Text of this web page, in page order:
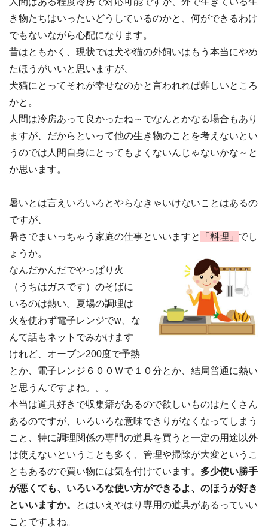
き物たちはいったいどうしているのかと、何ができるわけ
でもないながら心配になります。
昔はともかく、現状では犬や猫の外飼いはもう本当にやめ
たほうがいいと思いますが、
犬猫にとってそれが幸せなのかと言われれば難しいところ
かと。
人間は冷房あって良かったね～でなんとかなる場合もあり
ますが、だからといって他の生き物のことを考えないとい
うのでは人間自身にとってもよくないんじゃないかな～と
か思います。
暑いとは言えいろいろとやらなきゃいけないことはあるの
ですが、
暑さでまいっちゃう家庭の仕事といいますと
「料理」 でし
ょうか。
なんだかんだでやっぱり火
（うちはガスです）のそばに
いるのは熱い。夏場の調理は
火を使わず電子レンジでw、な
んて話もネットでみかけます
けれど、オーブン200度で予熱
とか、電子レンジ６００Ｗで１０分とか、結局普通に熱い
と思うんですよね。。。
本当は道具好きで収集癖があるので欲しいものはたくさん
あるのですが、いろいろな意味できりがなくなってしまう
こと、特に調理関係の専門の道具を買うと一定の用途以外
は使えないということも多く、管理や掃除が大変というこ
ともあるので買い物には気を付けています。 多少使い勝手
が悪くても、いろいろな使い方ができるよ、のほうが好き
といいますか。
とはいえやはり専用の道具があるっていい
ことですよね。